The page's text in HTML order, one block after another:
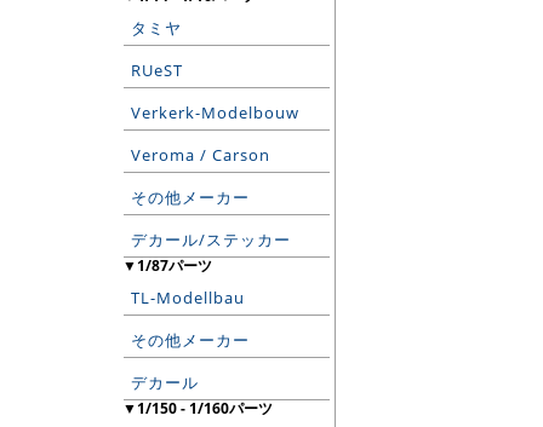
タミヤ
RUeST
Verkerk-Modelbouw
Veroma / Carson
その他メーカー
デカール/ステッカー
▼1/87パーツ
TL-Modellbau
その他メーカー
デカール
▼1/150 - 1/160パーツ